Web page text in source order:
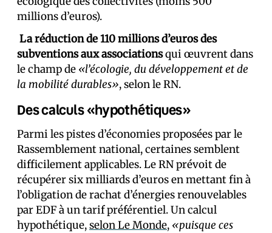
millions d’euros).
La réduction de 110 millions d’euros des
subventions aux associationsqui œuvrent dans
le champ de «l’écologie, du développement et de
la mobilité durables», selon le RN.
Des calculs «hypothétiques»
Parmi les pistes d’économies proposées par le
Rassemblement national, certaines semblent
difficilement applicables. Le RN prévoit de
récupérer six milliards d’euros en mettant fin à
l’obligation de rachat d’énergies renouvelables
par EDF à un tarif préférentiel. Un calcul
hypothétique,selon Le Monde, «puisque ces